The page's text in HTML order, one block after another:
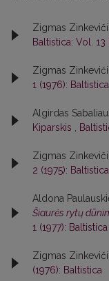
Zigmas
Baltistica: Vol. 13
Zigmas
1 (1976): Baltistica
Algirdas
Kiparskis
Zigmas
2 (1975): Baltistica
Aldona
Šiaurės rytų
1 (1977): Baltistica
Zigmas
(1976): Baltistica